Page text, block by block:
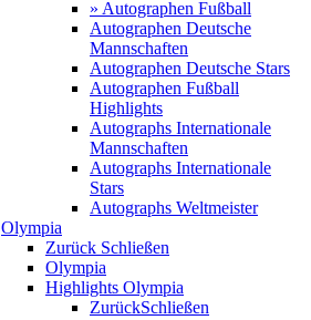
» Autographen Fußball
Autographen Deutsche
Mannschaften
Autographen Deutsche Stars
Autographen Fußball
Highlights
Autographs Internationale
Mannschaften
Autographs Internationale
Stars
Autographs Weltmeister
Olympia
Zurück Schließen
Olympia
Highlights Olympia
ZurückSchließen